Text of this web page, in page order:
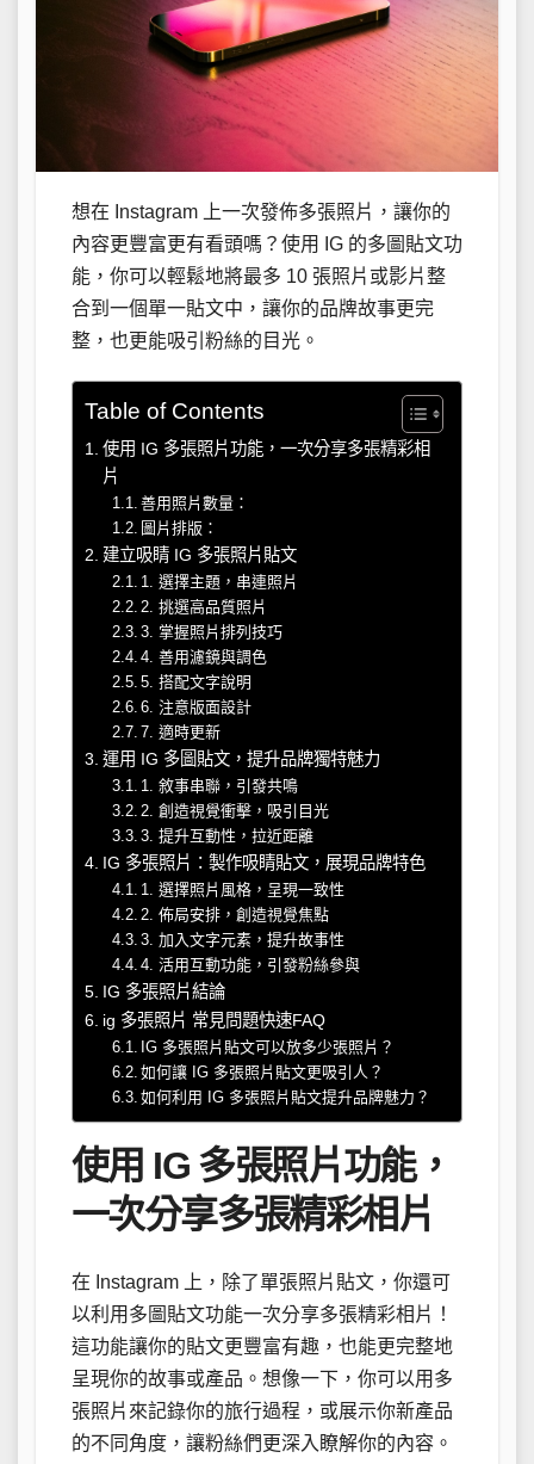
想在 Instagram 上一次發佈多張照片，讓你的
內容更豐富更有看頭嗎？使用 IG 的多圖貼文功
能，你可以輕鬆地將最多 10 張照片或影片整
合到一個單一貼文中，讓你的品牌故事更完
整，也更能吸引粉絲的目光。
Table of Contents
使用 IG 多張照片功能，一次分享多張精彩相
片
善用照片數量：
圖片排版：
建立吸睛 IG 多張照片貼文
1. 選擇主題，串連照片
2. 挑選高品質照片
3. 掌握照片排列技巧
4. 善用濾鏡與調色
5. 搭配文字說明
6. 注意版面設計
7. 適時更新
運用 IG 多圖貼文，提升品牌獨特魅力
1. 敘事串聯，引發共鳴
2. 創造視覺衝擊，吸引目光
3. 提升互動性，拉近距離
IG 多張照片：製作吸睛貼文，展現品牌特色
1. 選擇照片風格，呈現一致性
2. 佈局安排，創造視覺焦點
3. 加入文字元素，提升故事性
4. 活用互動功能，引發粉絲參與
IG 多張照片結論
ig 多張照片 常見問題快速FAQ
IG 多張照片貼文可以放多少張照片？
如何讓 IG 多張照片貼文更吸引人？
如何利用 IG 多張照片貼文提升品牌魅力？
使用 IG 多張照片功能，
一次分享多張精彩相片
在 Instagram 上，除了單張照片貼文，你還可
以利用多圖貼文功能一次分享多張精彩相片！
這功能讓你的貼文更豐富有趣，也能更完整地
呈現你的故事或產品。想像一下，你可以用多
張照片來記錄你的旅行過程，或展示你新產品
的不同角度，讓粉絲們更深入瞭解你的內容。